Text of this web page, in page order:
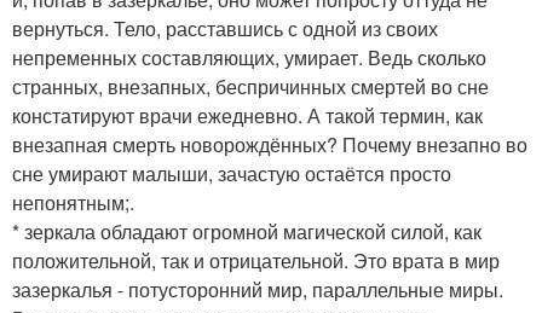
вернуться. Тело, расставшись с одной из своих
непременных составляющих, умирает. Ведь сколько
странных, внезапных, беспричинных смертей во сне
констатируют врачи ежедневно. А такой термин, как
внезапная смерть новорождённых? Почему внезапно во
сне умирают малыши, зачастую остаётся просто
непонятным;.
* зеркала обладают огромной магической силой, как
положительной, так и отрицательной. Это врата в мир
зазеркалья - потусторонний мир, параллельные миры.